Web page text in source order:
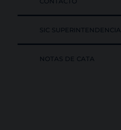
SIC SUPERINTENDENCIA
NOTAS DE CATA